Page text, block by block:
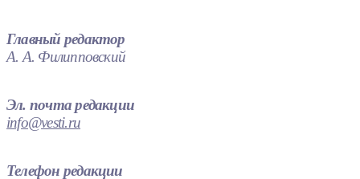
Главный редактор
А. А. Филипповский
Эл. почта редакции
info@vesti.ru
Телефон редакции